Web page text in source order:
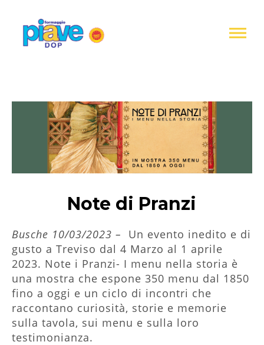
Note di Pranzi
Busche 10/03/2023 –
Un evento inedito e di
gusto a Treviso dal 4 Marzo al 1 aprile
2023. Note i Pranzi- I menu nella storia è
una mostra che espone 350 menu dal 1850
fino a oggi e un ciclo di incontri che
raccontano curiosità, storie e memorie
sulla tavola, sui menu e sulla loro
testimonianza.
raccolta